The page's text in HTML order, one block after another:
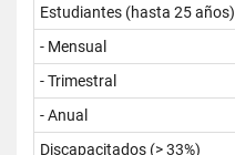
Estudiantes (hasta 25 años)
- Mensual
- Trimestral
- Anual
Discapacitados (> 33%)